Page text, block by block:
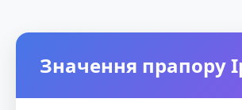
Значення прапору